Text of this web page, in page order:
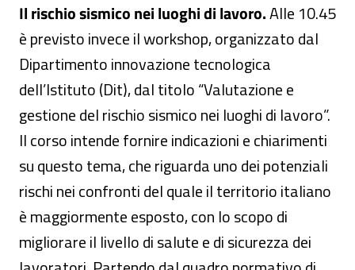
Il rischio sismico nei luoghi di lavoro.Alle 10.45
è previsto invece il workshop, organizzato dal
Dipartimento innovazione tecnologica
dell’Istituto (Dit), dal titolo “Valutazione e
gestione del rischio sismico nei luoghi di lavoro”.
Il corso intende fornire indicazioni e chiarimenti
su questo tema, che riguarda uno dei potenziali
rischi nei confronti del quale il territorio italiano
è maggiormente esposto, con lo scopo di
migliorare il livello di salute e di sicurezza dei